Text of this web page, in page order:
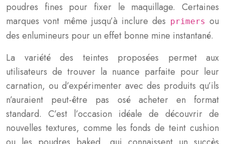
poudres fines pour fixer le maquillage. Certaines
marques vont même jusqu’à inclure des primers ou
des enlumineurs pour un effet bonne mine instantané.
La variété des teintes proposées permet aux
utilisateurs de trouver la nuance parfaite pour leur
carnation, ou d’expérimenter avec des produits qu’ils
n’auraient peut-être pas osé acheter en format
standard. C’est l’occasion idéale de découvrir de
nouvelles textures, comme les fonds de teint cushion